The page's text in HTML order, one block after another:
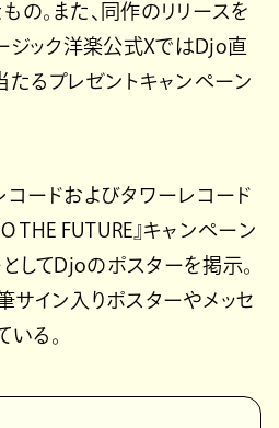
の。また、同作のリリースを
ジック洋楽公式XではDjo直
たるプレゼントキャンペーン
コードおよびタワーレコード
THE FUTURE』キャンペーン
してDjoのポスターを掲示。
サイン入りポスターやメッセ
いる。